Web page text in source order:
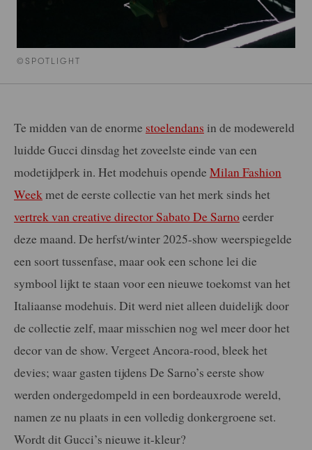
©SPOTLIGHT
Te midden van de enorme stoelendans in de modewereld
luidde Gucci dinsdag het zoveelste einde van een
modetijdperk in. Het modehuis opende Milan Fashion
Week met de eerste collectie van het merk sinds het
vertrek van creative director Sabato De Sarnoeerder
deze maand. De herfst/winter 2025-show weerspiegelde
een soort tussenfase, maar ook een schone lei die
symbool lijkt te staan voor een nieuwe toekomst van het
Italiaanse modehuis. Dit werd niet alleen duidelijk door
de collectie zelf, maar misschien nog wel meer door het
decor van de show. Vergeet Ancora-rood, bleek het
devies; waar gasten tijdens De Sarno’s eerste show
werden ondergedompeld in een bordeauxrode wereld,
namen ze nu plaats in een volledig donkergroene set.
Wordt dit Gucci’s nieuwe it-kleur?